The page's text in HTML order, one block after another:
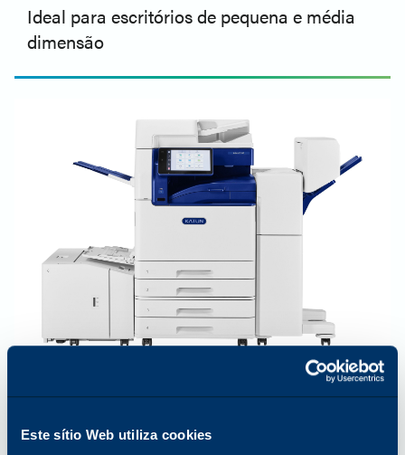
Este sítio Web utiliza cookies
Ideal para escritórios de pequena e média
dimensão
Arivia C3135